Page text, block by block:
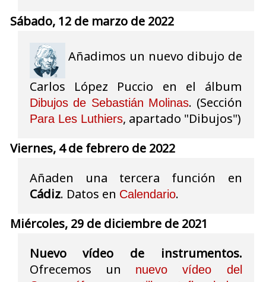
Sábado, 12 de marzo de 2022
Añadimos un nuevo dibujo de
Carlos López Puccio en el álbum
Dibujos de Sebastián Molinas. (Sección
Para Les Luthiers, apartado "Dibujos")
Viernes, 4 de febrero de 2022
Añaden una tercera función en
Cádiz. Datos en Calendario.
Miércoles, 29 de diciembre de 2021
Nuevo vídeo de instrumentos.
Ofrecemos un
nuevo vídeo del